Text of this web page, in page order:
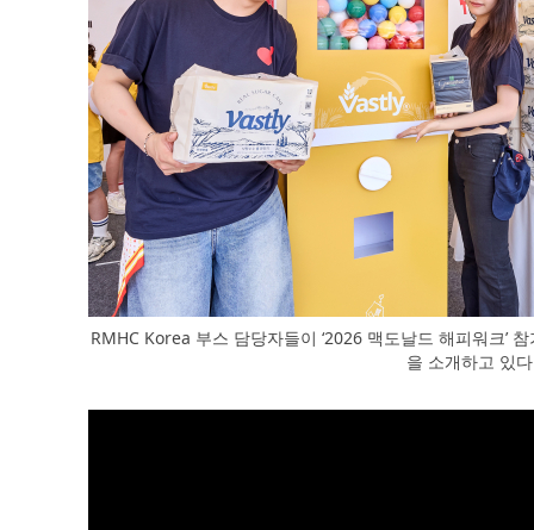
RMHC Korea 부스 담당자들이 ‘2026 맥도날드 해피워크’
을 소개하고 있다